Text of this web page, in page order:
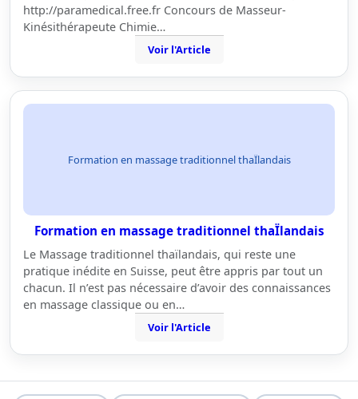
http://paramedical.free.fr Concours de Masseur-
Kinésithérapeute Chimie…
Voir l'Article
Formation en massage traditionnel thaÏlandais
Formation en massage traditionnel thaÏlandais
Le Massage traditionnel thaïlandais, qui reste une
pratique inédite en Suisse, peut être appris par tout un
chacun. Il n’est pas nécessaire d’avoir des connaissances
en massage classique ou en…
Voir l'Article